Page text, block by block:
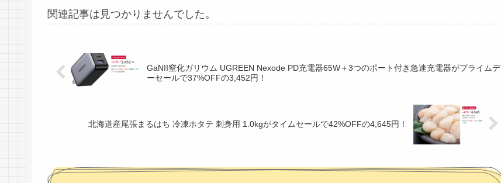
関連記事は見つかりませんでした。
GaNII窒化ガリウム UGREEN Nexode PD充電器65W＋3つのポート付き急速充電器がプライムデ
ーセールで37%OFFの3,452円！
北海道産尾張まるはち 冷凍ホタテ 刺身用 1.0kgがタイムセールで42%OFFの4,645円！